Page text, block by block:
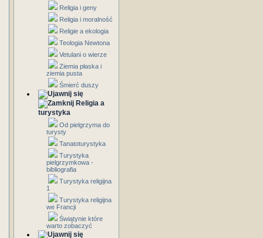
Religia i geny
Religia i moralność
Religie a ekologia
Teologia Newtona
Vetulani o wierze
Ziemia płaska i
ziemia pusta
Śmierć duszy
Religia a
turystyka
Od pielgrzyma do
turysty
Tanatoturystyka
Turystyka
pielgrzymkowa -
bibliografia
Turystyka religijna
1
Turystyka religijna
we Francji
Świątynie które
warto zobaczyć